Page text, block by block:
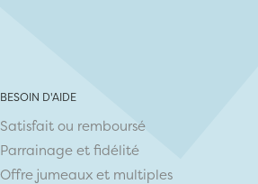
BESOIN D'AIDE
Satisfait ou remboursé
Parrainage et fidélité
Offre jumeaux et multiples